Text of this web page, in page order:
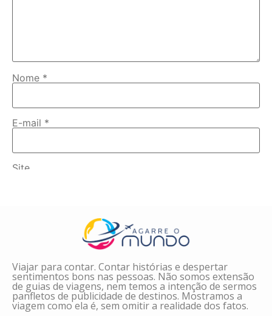
Nome *
E-mail *
Site
Salvar meus dados neste navegador para a próxima
vez que eu comentar.
Viajar para contar. Contar histórias e despertar
sentimentos bons nas pessoas. Não somos extensão
de guias de viagens, nem temos a intenção de sermos
panfletos de publicidade de destinos. Mostramos a
viagem como ela é, sem omitir a realidade dos fatos.